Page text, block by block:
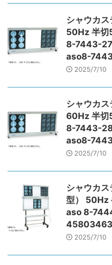
シャウカス
50Hz 半切
8-7443-
aso8-
2025/7/10
シャウカス
60Hz 半切
8-7443-
aso8-
2025/7/10
シャウカ
型） 50Hz
aso 8-
2025/7/10